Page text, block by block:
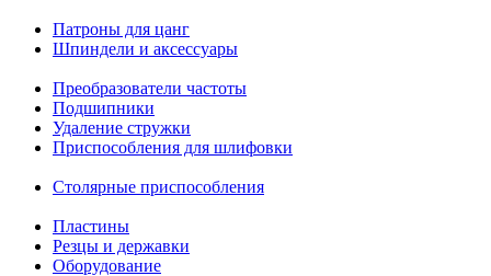
Патроны для цанг
Шпиндели и аксессуары
Преобразователи частоты
Подшипники
Удаление стружки
Приспособления для шлифовки
Столярные приспособления
Пластины
Резцы и державки
Оборудование